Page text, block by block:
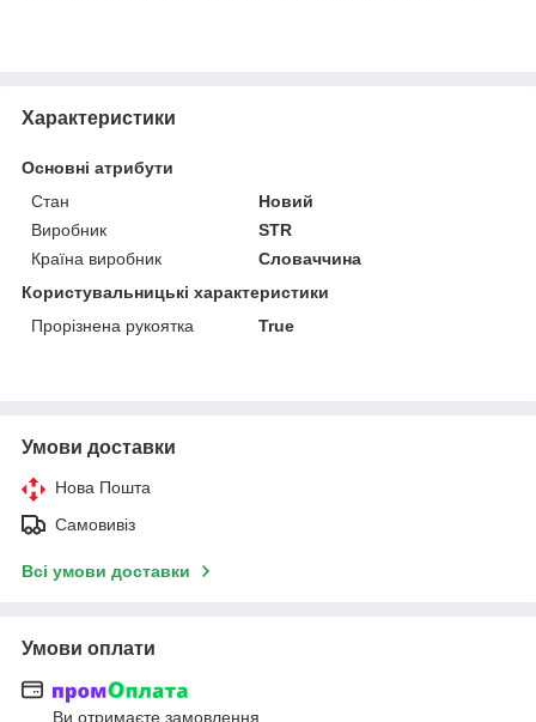
Характеристики
Основні атрибути
Стан
Новий
Виробник
STR
Країна виробник
Словаччина
Користувальницькі характеристики
Прорізнена рукоятка
True
Умови доставки
Нова Пошта
Самовивіз
Всі умови доставки
Умови оплати
Ви отримаєте замовлення